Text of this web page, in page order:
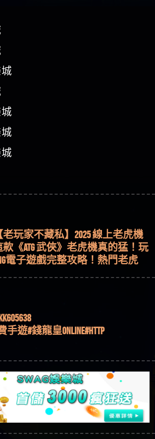
理性數據指路，開啟你的高回報
老玩家不藏私】2025 線上老虎機
波動率和平台安全的全攻略！
款《ATG 武俠》老虎機真的猛！玩
超過3萬種中獎方式！
電子遊戲完整攻略！熱門老虎
略，輕鬆稱霸老虎機！
拆解力智投資詐騙套路緊急追討
資是不是詐騙 力智投資是真的嗎
嗎 南部老翁還在癡迷力智投資高
在匯款
遇天盛商行詐騙追回資金賴
詐騙 天盛商行是不是詐騙 天盛商
商行是詐騙嗎 被天盛商行詐騙一
害者援助賴【zg369】退休老翁被
不欲生 大戶e點靈是真的嗎 大戶e
大戶e點靈是詐騙嗎 大戶e點靈無
靈）教你如何規避詐騙陷阱
記投資詐騙持續收割國人中【免
】弘記投資是詐騙嗎 弘記投資
投資是真的嗎 被弘記投資詐騙的
你如何拿回被騙資金
追回賴【zg369】KnTop利用新型
KnTop是真的嗎 KnTop是不是詐騙
】KnTop無法出金 被KnTop詐騙
台運算專案詐騙持續收割國人中
zg369】機台運算專案是詐騙嗎
是詐騙 機台運算專案是真的嗎
詐騙的錢怎麼辦 本文教你如何拿
詐騙持續收割國人中【免費
Hoyabit是詐騙嗎 Hoyabit是不是詐
被HoyabitHoyabit詐騙的錢怎麼辦
回被騙資金
多元化行銷詐騙持續收割國人
賴zg369】KS.M多元化行銷是詐
行銷是不是詐騙 KS.M多元化行銷是
元化行銷詐騙的錢怎麼辦 本文教
資金
追回賴「zg369」深度解析野原
何詐騙 野原家 Family & Love是不是詐
Love是真的嗎 野原家 Family & Love是
報野原家 Family & Love是詐騙平台
盈橋詐騙持續收割國人中【免費
】元盈橋是詐騙嗎 元盈橋是不是
的嗎 被元盈橋詐騙的錢怎麼辦
追回賴【zg369】M.L.Edge利用新
M.L.Edge是真的嗎 M.L.Edge是不
詐騙持續收割國人中【免
好相處
手遊#錢龍皇ONLINE#http
九州??爛死了黑網不要玩
了拉贏錢直接鎖帳號可以去吃屎
小畢，我也是小畢的會員～～
會自己做假對話來毀謗欸哈哈哈